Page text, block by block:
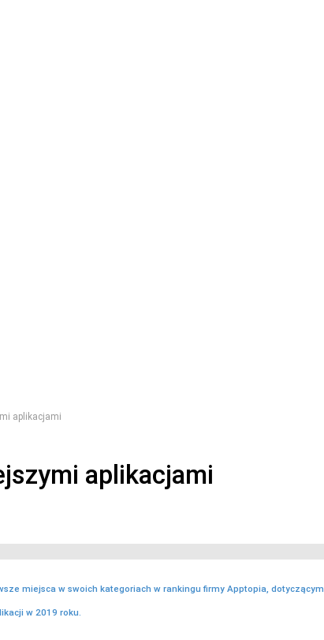
aplikacjami
aplikacjami
miejsca w swoich kategoriach w rankingu firmy Apptopia, dotyczącym
w 2019 roku.